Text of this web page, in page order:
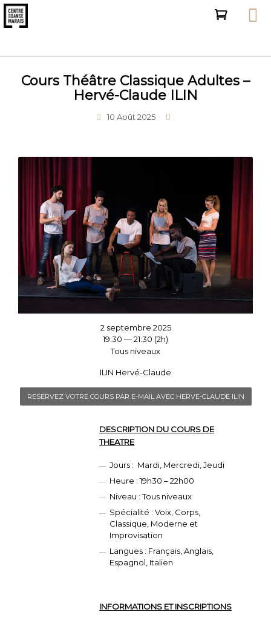
Cours Théâtre Classique Adultes –
Hervé-Claude ILIN
10 Août 2025
DESCRIPTION DU COURS DE
THEATRE
Jours : Mardi, Mercredi, Jeudi
Heure : 19h30 – 22h00
Niveau : Tous niveaux
Spécialité : Voix, Corps,
Classique, Moderne et
Improvisation
Langues : Français, Anglais,
Espagnol, Italien
INFORMATIONS ET INSCRIPTIONS
2 septembre 2025
19:30 — 21:30 (2h)
Tous niveaux
ILIN Hervé-Claude
RESERVEZ VOTRE COURS PAR E-MAIL AVEC HERVE-CLAUDE ILIN